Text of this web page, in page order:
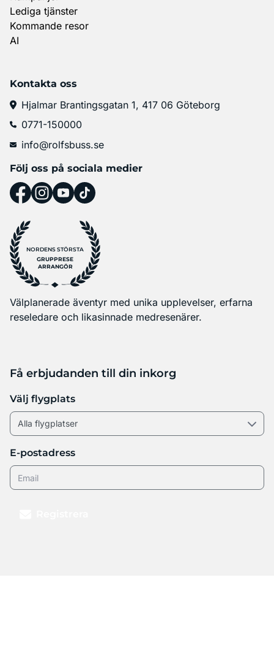
Lediga tjänster
Kommande resor
AI
Kontakta oss
Hjalmar Brantingsgatan 1, 417 06 Göteborg
0771-150000
info@rolfsbuss.se
Följ oss på sociala medier
NORDENS STÖRSTA
GRUPPRESE
ARRANGÖR
Välplanerade äventyr med unika upplevelser, erfarna
reseledare och likasinnade medresenärer.
Få erbjudanden till din inkorg
Välj flygplats
E-postadress